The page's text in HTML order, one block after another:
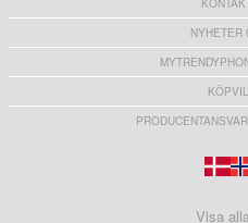
NYHETER
Visa